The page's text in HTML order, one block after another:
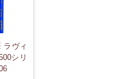
ラヴィ
シリ